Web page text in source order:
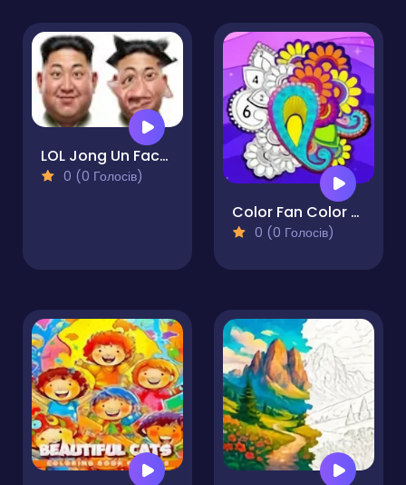
LOL Jong Un Face Editor
0 (0 Голосів)
Color Fan Color By Number
0 (0 Голосів)